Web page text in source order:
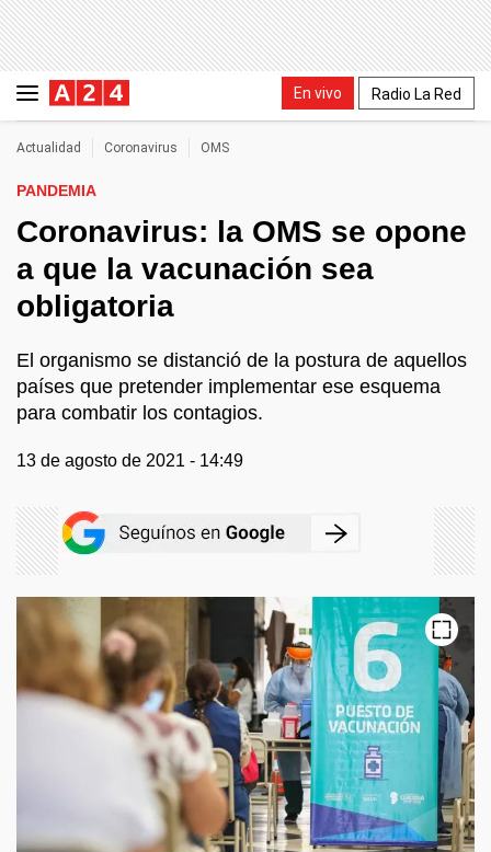
En vivo Radio La Red
Actualidad Coronavirus OMS
PANDEMIA
Coronavirus: la OMS se opone
a que la vacunación sea
obligatoria
El organismo se distanció de la postura de aquellos
países que pretender implementar ese esquema
para combatir los contagios.
13 de agosto de 2021 - 14:49